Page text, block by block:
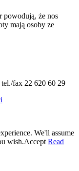
powodują, że nos
mają osoby ze
fax 22 620 60 29
We'll assume
wish.Accept Read